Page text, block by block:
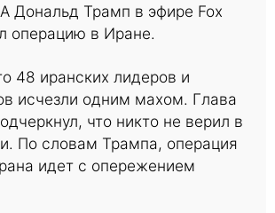
Дональд Трамп в эфире Fox
операцию в Иране.
48 иранских лидеров и
исчезли одним махом. Глава
что никто не верил в
По словам Трампа, операция
идет с опережением